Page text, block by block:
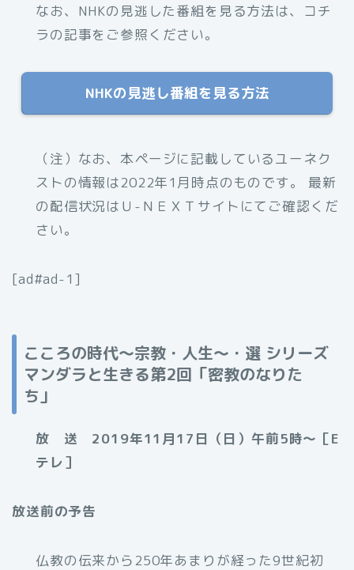
なお、NHKの見逃した番組を見る方法は、コチ
ラの記事をご参照ください。
NHKの見逃し番組を見る方法
（注） なお、本ページに記載しているユーネク
ストの情報は2022年1月時点のものです。 最新
の配信状況はＵ-ＮＥＸＴサイトにてご確認くだ
さい。
[ad#ad-1]
こころの時代～宗教・人生〜・選 シリーズ
マンダラと生きる第2回「密教のなりた
ち」
放 送 2019年11月17日（日）午前5時〜［E
テレ］
放送前の予告
仏教の伝来から250年あまりが経った9世紀初